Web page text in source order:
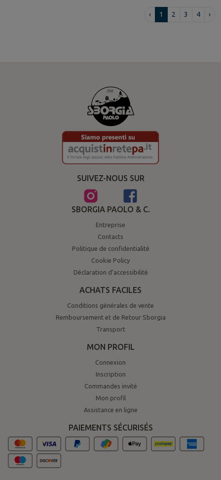
‹ 1 2 3 4 ›
SUIVEZ-NOUS SUR
SBORGIA PAOLO & C.
Entreprise
Contacts
Politique de confidentialité
Cookie Policy
Déclaration d'accessibilité
ACHATS FACILES
Conditions générales de vente
Remboursement et de Retour Sborgia
Transport
MON PROFIL
Connexion
Inscription
Commandes invité
Mon profil
Assistance en ligne
PAIEMENTS SÉCURISÉS